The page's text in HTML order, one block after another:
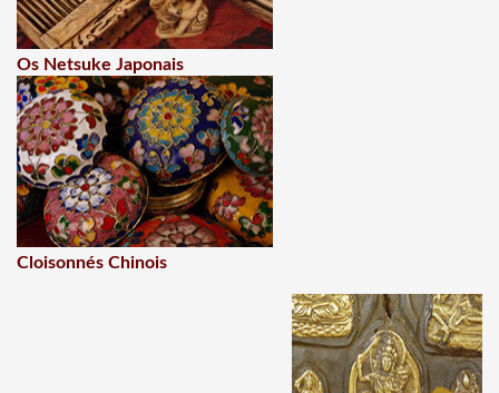
Os Netsuke Japonais
Cloisonnés Chinois